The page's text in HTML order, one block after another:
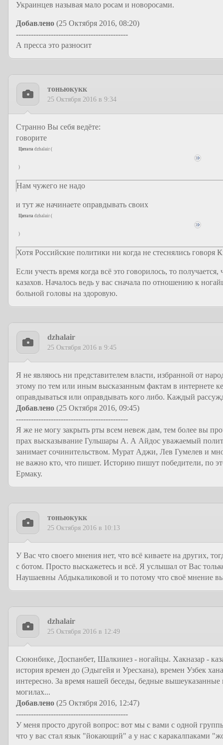
Украинцев называя мало росам и новоросами.
Добавлено (25 Октября 2016, 08:20)
---------------------------------------------
А пресса это разносит
тоньюкукк
25 Октября 2016 в 9:34
Странно Вы себя ведёте:
говорите
Цитата dzhalair (
)
Нам чужего не надо
и тут же начинаете оправдывать своих
Цитата dzhalair (
)
Хотя Российские политики ни когда не стеснялись говоря
Если учесть время когда всё это говорилось, то
казахов. Началось ведь у вас сначала по отношению к
больной головы на здоровую.
dzhalair
25 Октября 2016 в 9:45
Я не являюсь ни представителем власти, избранной от
этому по тем или иным высказанным фактам в интернете
оправдываться или оправдывать кого либо. Каждый
Добавлено (25 Октября 2016, 09:45)
---------------------------------------------
Я же не могу закрыть рты всем невеж дам, тем более вы
прах высказывание Гульшары А. А Айдос уважаемый
занимает сочинительством. Мурат Аджи, Лев Гумелев и
не важно кто, что пишет. Историю пишут победители, по
Ермаку.
тоньюкукк
25 Октября 2016 в 10:13
У Вас что своего мнения нет, что всё киваете на других,
с ботом. Просто выскажетесь и всё. Я услышал от Вас
Наушаевны Абдыкаликовой и то потому что своё мнение
dzhalair
25 Октября 2016 в 12:49
Сююнбике, Доспанбет, Шалкииез - ногайцы. Хакназар -
история времен до (Эдыгейя и Уресхана), времен Узбек
интересно. За время нашей беседы, бедные вышеуказанные
могилах...
Добавлено (25 Октября 2016, 12:47)
---------------------------------------------
У меня просто другой вопрос: вот мы с вами с одной
что у вас стал язык "йокающий" а у нас с каракалпаками